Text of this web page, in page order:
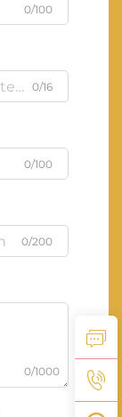
0/100
0/16
0/100
0/200
0/1000